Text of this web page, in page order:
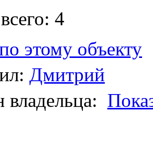
4
этому объекту
Дмитрий
владельца: